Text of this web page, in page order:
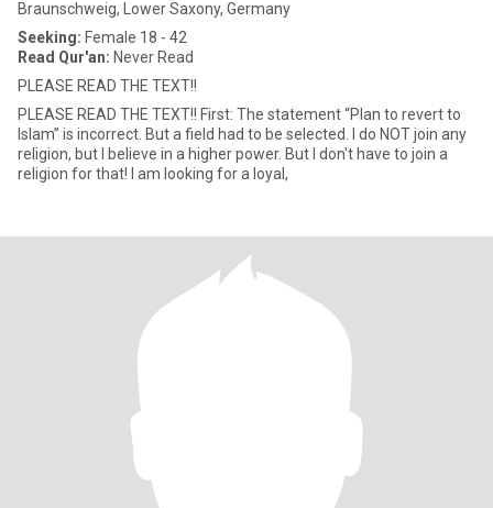
Braunschweig, Lower Saxony, Germany
Seeking: Female 18 - 42
Read Qur'an: Never Read
PLEASE READ THE TEXT!!
PLEASE READ THE TEXT!! First: The statement “Plan to revert to
Islam” is incorrect. But a field had to be selected. I do NOT join any
religion, but I believe in a higher power. But I don't have to join a
religion for that! I am looking for a loyal,